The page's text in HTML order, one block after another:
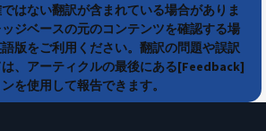
はない翻訳が含まれている場合がありま
ジベースの元のコンテンツを確認する場
版をご利用ください。翻訳の問題や誤訳
、アーティクルの最後にある[Feedback]
を使用して報告できます。